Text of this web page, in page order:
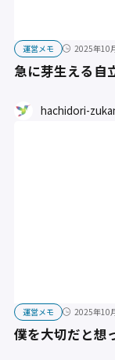
運営メモ 2025年10
急に芽生える自
hachidori-
運営メモ 2025年10
僕を大切だと想